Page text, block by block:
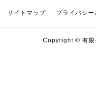
サイトマップ プライバシー
Copyright © 有限